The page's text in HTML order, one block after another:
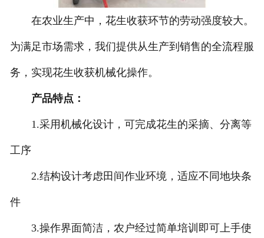
在农业生产中，花生收获环节的劳动强度较大。
为满足市场需求，我们提供从生产到销售的全流程服
务，实现花生收获机械化操作。
产品特点：
1.采用机械化设计，可完成花生的采摘、分离等
工序
2.结构设计考虑田间作业环境，适应不同地块条
件
3.操作界面简洁，农户经过简单培训即可上手使